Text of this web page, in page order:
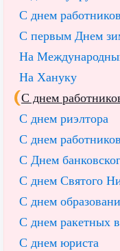
С днем
С первым Днем
На
На Хануку
С днем
С днем риэлтора
С днем
С Днем
С днем Святого
С днем
С днем ракетных
С днем юриста